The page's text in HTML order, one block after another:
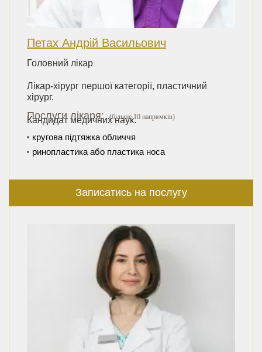
Петах Андрій Васильович
Головний лікар
Лікар-хірург першої категорії, пластичний
хірург.
Кандидат медичних наук.
Послуги лікаря: (більше 10 напрямків)
кругова підтяжка обличчя
ринопластика або пластика носа
Записатись на послугу